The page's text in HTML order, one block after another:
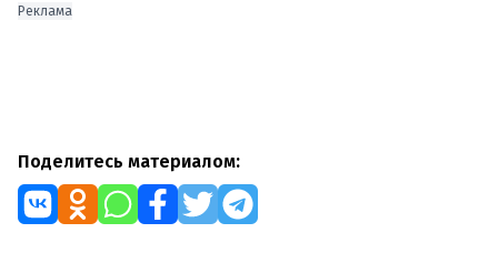
Реклама
Поделитесь материалом: